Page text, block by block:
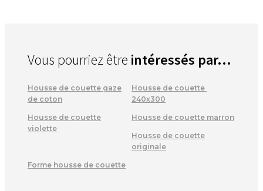
Vous pourriez être intéressés par...
Housse de couette gaze
de coton
Housse de couette
240x300
Housse de couette
violette
Housse de couette marron
Housse de couette
originale
Forme housse de couette